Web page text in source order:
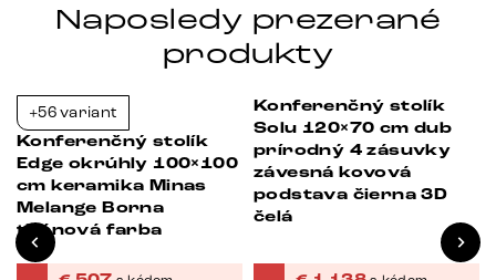
Naposledy prezerané
produkty
+56 variant
Konferenčný stolík
Edge okrúhly 100×100
cm keramika Minas
Melange Borna
titánová farba
-23%
Konferenčný stolík
Solu 120×70 cm dub
prírodný 4 zásuvky
závesná kovová
podstava čierna 3D
čelá